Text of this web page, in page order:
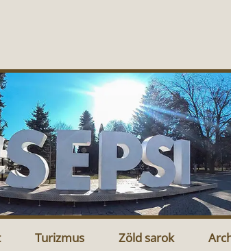
Turizmus Zöld sarok